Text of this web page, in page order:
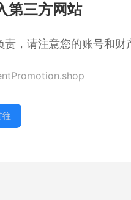
第三方网站
，请注意您的账号和财
往